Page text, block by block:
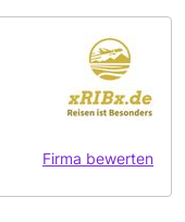
Firma bewerten